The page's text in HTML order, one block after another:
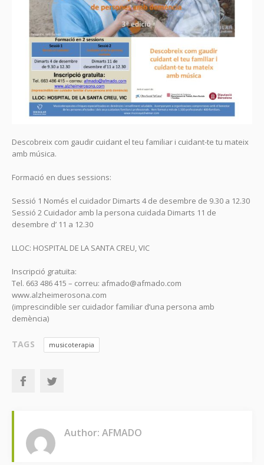
Descobreix com gaudir cuidant el teu familiar i cuidant-te tu mateix
amb música.
Formació en dues sessions:
Sessió 1 Només el cuidador Dimarts 4 de desembre de 9.30 a 12.30
Sessió 2 Cuidador amb la persona cuidada Dimarts 11 de
desembre d’ 11 a 12.30
LLOC: HOSPITAL DE LA SANTA CREU, VIC
Inscripció gratuïta:
Tel. 663 486 415 – correu: afmado@afmado.com
www.alzheimerosona.com
(imprescindible ser cuidador familiar d’una persona amb
demència)
TAGS musicoterapia
Author: AFMADO